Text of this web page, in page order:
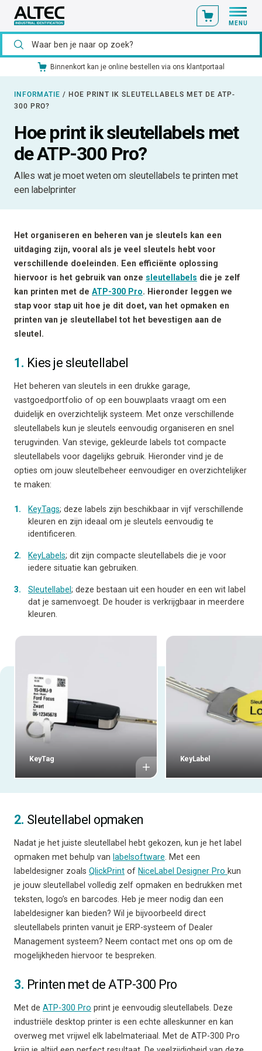
MENU
Ons catalogusmateriaal standaard uit voorraad leverbaar
INFORMATIE / HOE PRINT IK SLEUTELLABELS MET DE ATP-
300 PRO?
Hoe print ik sleutellabels met
de ATP-300 Pro?
Alles wat je moet weten om sleutellabels te printen met
een labelprinter
Het organiseren en beheren van je sleutels kan een
uitdaging zijn, vooral als je veel sleutels hebt voor
verschillende doeleinden. Een efficiënte oplossing
hiervoor is het gebruik van onze sleutellabels die je zelf
kan printen met de ATP-300 Pro. Hieronder leggen we
stap voor stap uit hoe je dit doet, van het opmaken en
printen van je sleutellabel tot het bevestigen aan de
sleutel.
1. Kies je sleutellabel
Het beheren van sleutels in een drukke garage,
vastgoedportfolio of op een bouwplaats vraagt om een
duidelijk en overzichtelijk systeem. Met onze verschillende
sleutellabels kun je sleutels eenvoudig organiseren en snel
terugvinden. Van stevige, gekleurde labels tot compacte
sleutellabels voor dagelijks gebruik. Hieronder vind je de
opties om jouw sleutelbeheer eenvoudiger en overzichtelijker
te maken:
KeyTags; deze labels zijn beschikbaar in vijf verschillende
kleuren en zijn ideaal om je sleutels eenvoudig te
identificeren.
KeyLabels; dit zijn compacte sleutellabels die je voor
iedere situatie kan gebruiken.
Sleutellabel ; deze bestaan uit een houder en een wit label
dat je samenvoegt. De houder is verkrijgbaar in meerdere
kleuren.
KeyTag KeyLabel
2. Sleutellabel opmaken
Nadat je het juiste sleutellabel hebt gekozen, kun je het label
opmaken met behulp van labelsoftware . Met een
labeldesigner zoals QlickPrint of NiceLabel Designer Pro kun
je jouw sleutellabel volledig zelf opmaken en bedrukken met
teksten, logo’s en barcodes. Heb je meer nodig dan een
labeldesigner kan bieden? Wil je bijvoorbeeld direct
sleutellabels printen vanuit je ERP-systeem of Dealer
Management systeem? Neem contact met ons op om de
mogelijkheden hiervoor te bespreken.
3. Printen met de ATP-300 Pro
Met de ATP-300 Pro print je eenvoudig sleutellabels. Deze
industriële desktop printer is een echte alleskunner en kan
overweg met vrijwel elk labelmateriaal. Met de ATP-300 Pro